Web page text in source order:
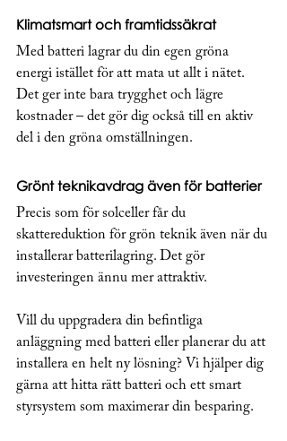
Klimatsmart och framtidssäkrat
Med batteri lagrar du din egen gröna
energi istället för att mata ut allt i nätet.
Det ger inte bara trygghet och lägre
kostnader – det gör dig också till en aktiv
del i den gröna omställningen.
Grönt teknikavdrag även för batterier
Precis som för solceller får du
skattereduktion för grön teknik även när du
installerar batterilagring. Det gör
investeringen ännu mer attraktiv.
Vill du uppgradera din befintliga
anläggning med batteri eller planerar du att
installera en helt ny lösning? Vi hjälper dig
gärna att hitta rätt batteri och ett smart
styrsystem som maximerar din besparing.